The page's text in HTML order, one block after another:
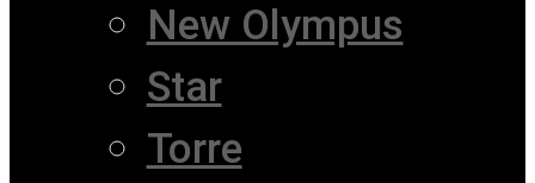
New Olympus
Star
Torre